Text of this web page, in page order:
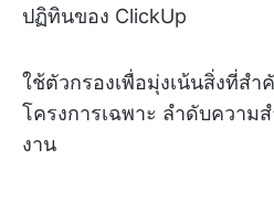
ปฏิทินของ ClickUp
ใช้ตัวกรองเพื่อมุ่งเน้นสิ่งที่สำ
โครงการเฉพาะ ลำดับควา
งาน